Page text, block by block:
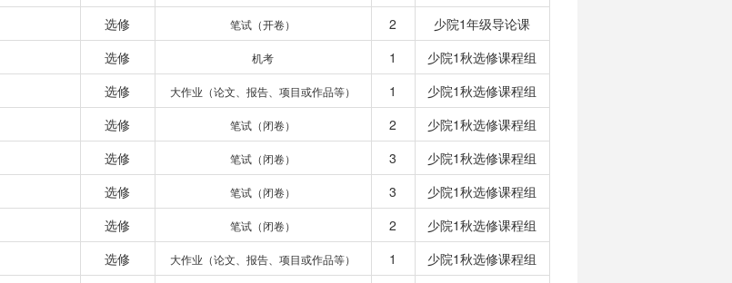
选修 笔试（开卷） 2
少院1年级导论课
选修 机考 1
少院1秋选修课程组
选修 大作业（论文、报告、项目或作品等） 1
少院1秋选修课程组
选修 笔试（闭卷） 2
少院1秋选修课程组
选修 笔试（闭卷） 3
少院1秋选修课程组
选修 笔试（闭卷） 3
少院1秋选修课程组
选修 笔试（闭卷） 2
少院1秋选修课程组
选修 大作业（论文、报告、项目或作品等） 1
少院1秋选修课程组